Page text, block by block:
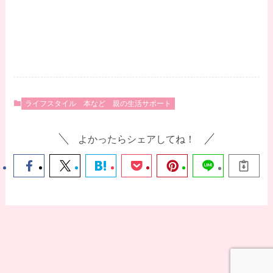
ライフスタイル 本など 親の生活サポート
よかったらシェアしてね！